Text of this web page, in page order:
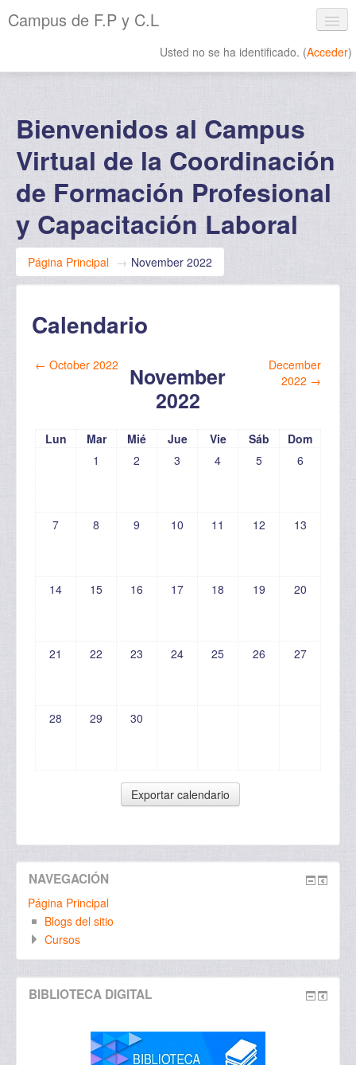
Campus de F.P y C.L
Usted no se ha identificado. (Acceder)
Bienvenidos al Campus
Virtual de la Coordinación
de Formación Profesional
y Capacitación Laboral
Página Principal → November 2022
Calendario
← October 2022
November
2022
December
2022 →
Lun Mar Mié Jue Vie Sáb
Dom
1
2 3 4 5 6
7 8 9 10 11 12 13
14 15 16 17 18 19 20
21 22 23 24 25 26 27
28 29 30
NAVEGACIÓN
Página Principal
Blogs del sitio
Cursos
BIBLIOTECA DIGITAL